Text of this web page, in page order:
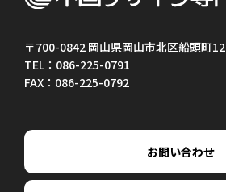
〒700-0842 岡山県岡山市北区船頭町12
TEL：086-225-0791
FAX：086-225-0792
お問い合わせ